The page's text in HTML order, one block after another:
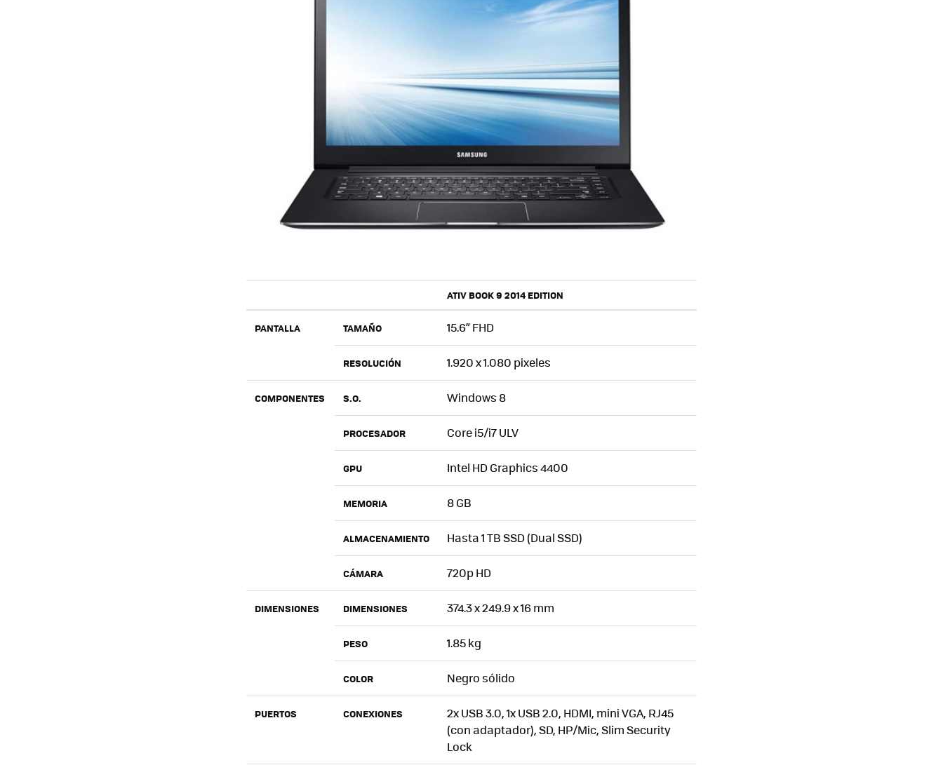
ATIV BOOK 9 2014 EDITION
PANTALLA TAMAÑO 15.6” FHD
RESOLUCIÓN 1.920 x 1.080 pixeles
COMPONENTES S.O. Windows 8
PROCESADOR Core i5/i7 ULV
GPU Intel HD Graphics 4400
MEMORIA 8 GB
ALMACENAMIENTO Hasta 1 TB SSD (Dual SSD)
CÁMARA 720p HD
DIMENSIONES DIMENSIONES 374.3 x 249.9 x 16 mm
PESO 1.85 kg
COLOR Negro sólido
PUERTOS CONEXIONES
2x USB 3.0, 1x USB 2.0, HDMI, mini VGA, RJ45
(con adaptador), SD, HP/Mic, Slim Security
Lock